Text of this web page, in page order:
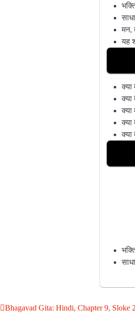
मन,
यह
क्या
क्या
क्या
क्या
क्या
Post
Bhagavad Gita: Hindi, Chapter 9, Sloke